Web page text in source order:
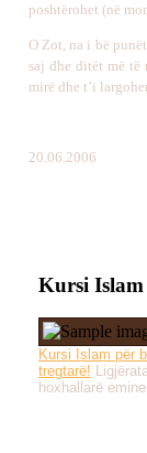
poshtërohet (në
O Zot, na i bë
saj dhe ditët më të
mirë dhe t’i
20.06.2006
Kursi Islam
Kursi Islam për
tregtarë!
hoxhallarë